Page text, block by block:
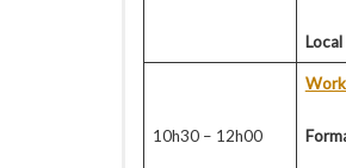
Local
10h30 – 12h00